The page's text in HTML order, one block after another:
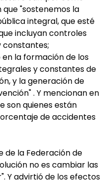
"sostenemos la
integral, que esté
incluyan controles
constantes;
la formación de los
y constantes de
y la generación de
. Y mencionan en
son quienes están
de accidentes
de la Federación de
no es cambiar las
Y advirtió de los efectos